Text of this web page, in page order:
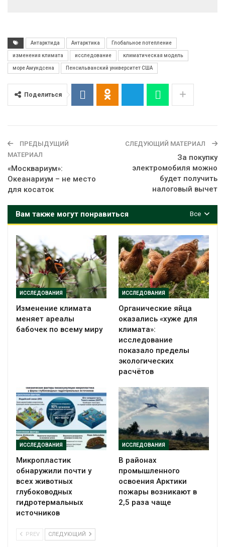
Антарктида Антарктика Глобальное потепление
изменения климата исследование климатическая модель
море Амундсена Пенсильванский университет США
Поделиться
ПРЕДЫДУЩИЙ
МАТЕРИАЛ
«Москвариум»:
Океанариум – не место
для косаток
СЛЕДУЮЩИЙ МАТЕРИАЛ
За покупку
электромобиля можно
будет получить
налоговый вычет
Все
Вам также могут понравиться
ИССЛЕДОВАНИЯ
Изменение климата
меняет ареалы
бабочек по всему миру
ИССЛЕДОВАНИЯ
Органические яйца
оказались «хуже для
климата»:
исследование
показало пределы
экологических
расчётов
ИССЛЕДОВАНИЯ
Микропластик
обнаружили почти у
всех животных
глубоководных
гидротермальных
источников
ИССЛЕДОВАНИЯ
В районах
промышленного
освоения Арктики
пожары возникают в
2,5 раза чаще
PREV СЛЕДУЮЩИЙ